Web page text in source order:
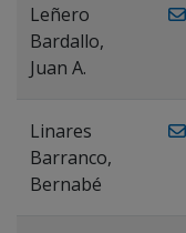
Leñero
Bardallo,
Juan A.
Linares
Barranco,
Bernabé